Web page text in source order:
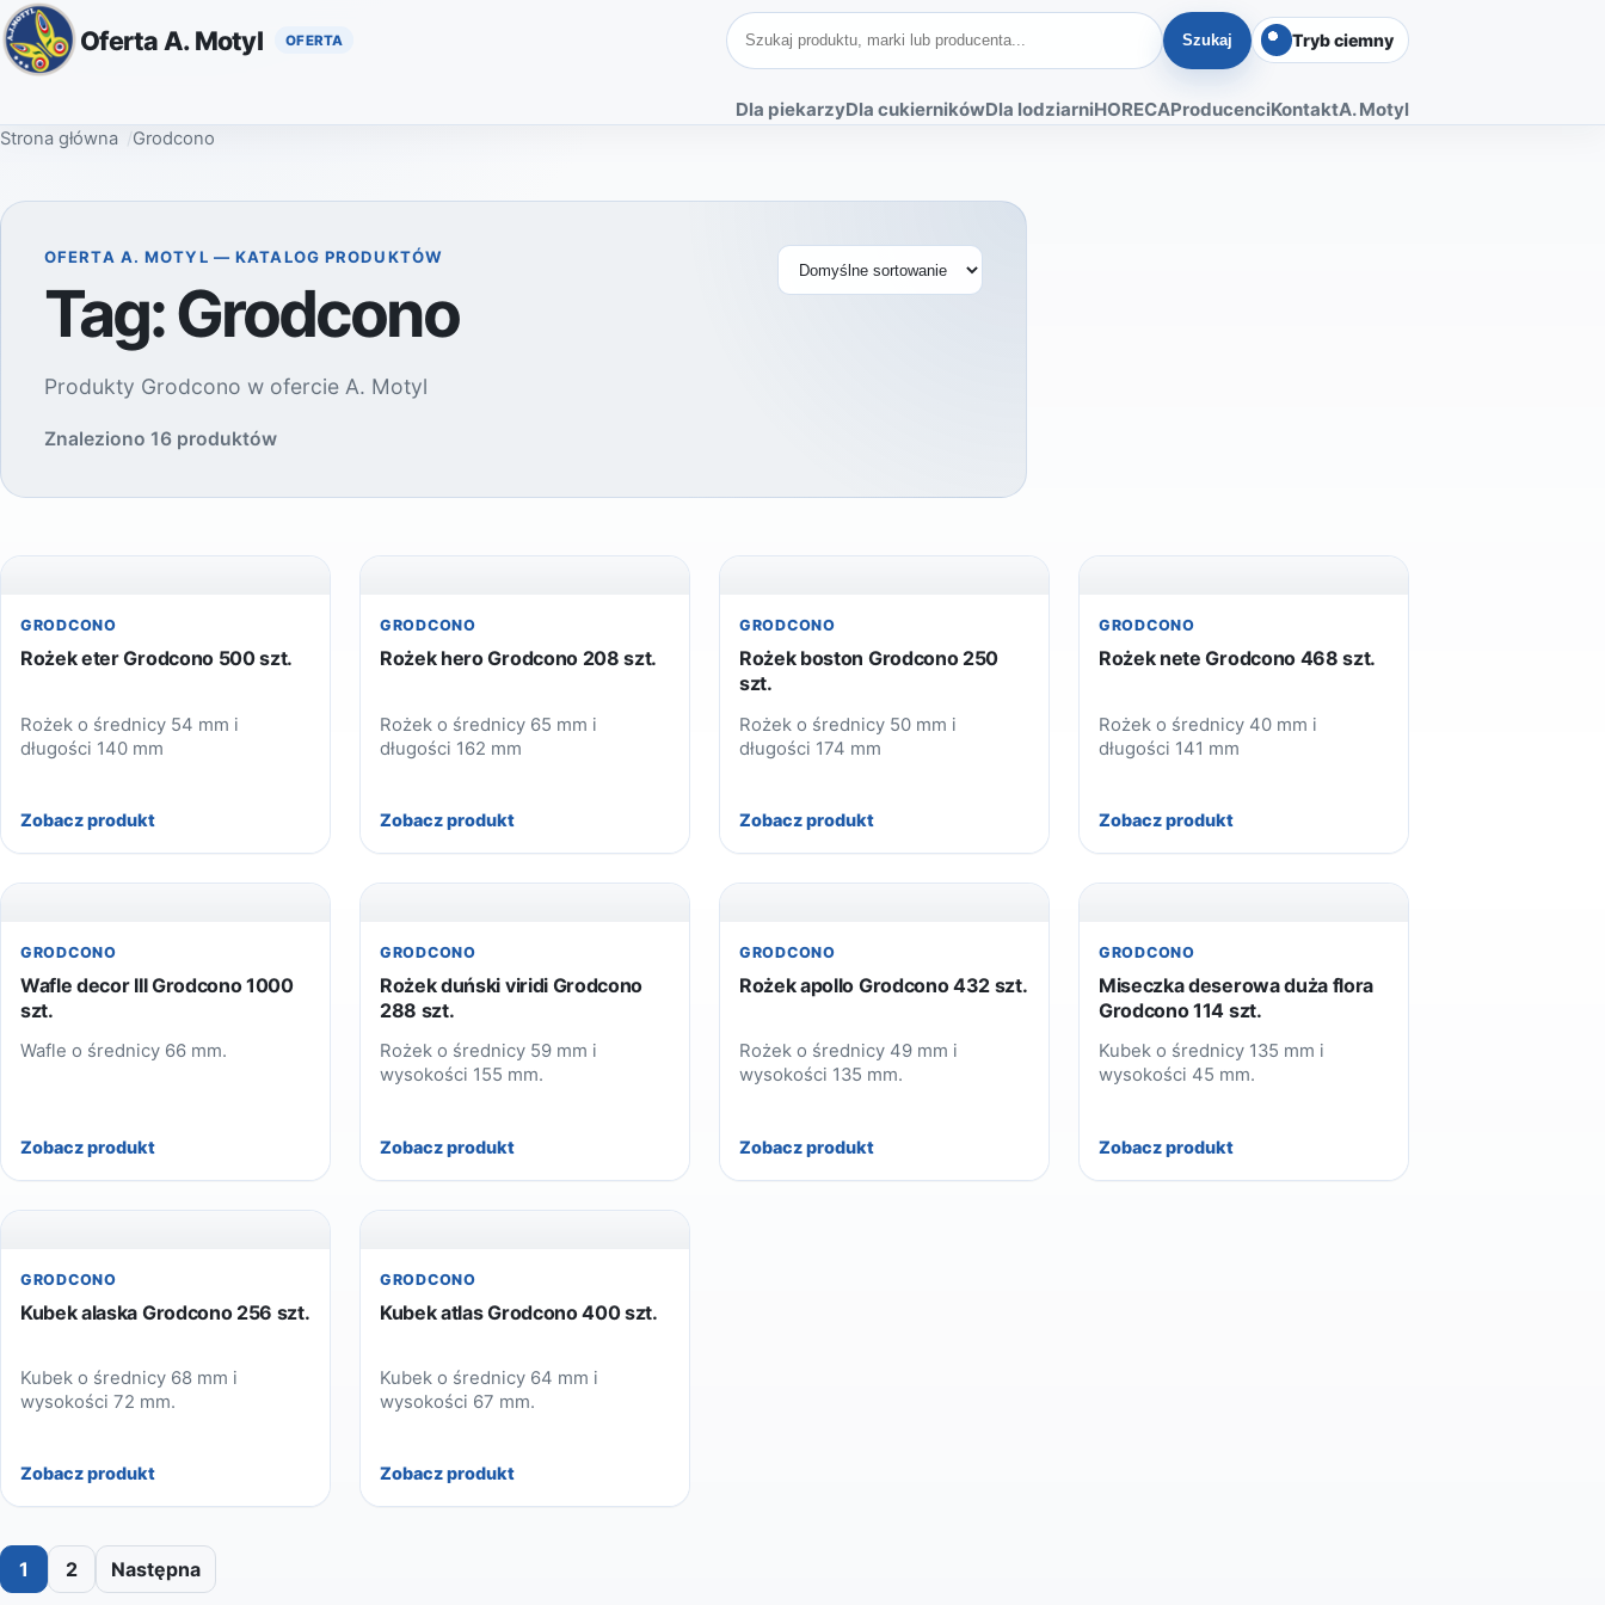
Oferta A. Motyl Szukaj produktów
Szukaj Tryb ciemny
Dla piekarzyDla cukiernikówDla lodziarniHORECAProducenciKontaktA. Motyl
Strona główna Grodcono
OFERTA A. MOTYL — KATALOG PRODUKTÓW
Tag:Grodcono
Produkty Grodcono w ofercie A. Motyl
Znaleziono 16 produktów
Sortuj produkty
GRODCONO
Rożek eter Grodcono 500 szt.
Rożek o średnicy 54 mm i
długości 140 mm
Zobacz produkt
GRODCONO
Rożek hero Grodcono 208 szt.
Rożek o średnicy 65 mm i
długości 162 mm
Zobacz produkt
GRODCONO
Rożek boston Grodcono 250
szt.
Rożek o średnicy 50 mm i
długości 174 mm
Zobacz produkt
GRODCONO
Rożek nete Grodcono 468 szt.
Rożek o średnicy 40 mm i
długości 141 mm
Zobacz produkt
GRODCONO
Wafle decor III Grodcono 1000
szt.
Wafle o średnicy 66 mm.
Zobacz produkt
GRODCONO
Rożek duński viridi Grodcono
288 szt.
Rożek o średnicy 59 mm i
wysokości 155 mm.
Zobacz produkt
GRODCONO
Rożek apollo Grodcono 432 szt.
Rożek o średnicy 49 mm i
wysokości 135 mm.
Zobacz produkt
GRODCONO
Miseczka deserowa duża flora
Grodcono 114 szt.
Kubek o średnicy 135 mm i
wysokości 45 mm.
Zobacz produkt
GRODCONO
Kubek alaska Grodcono 256 szt.
Kubek o średnicy 68 mm i
wysokości 72 mm.
Zobacz produkt
GRODCONO
Kubek atlas Grodcono 400 szt.
Kubek o średnicy 64 mm i
wysokości 67 mm.
Zobacz produkt
1 2 Następna